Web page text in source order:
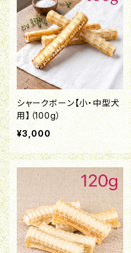
シャークボーン【小・中型犬
用】（100g）
¥3,000